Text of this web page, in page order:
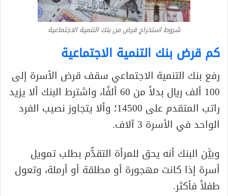
شروط استخراج قرض من بنك التنمية الاجتماعية
كم قرض بنك التنمية الاجتماعية
رفع بنك التنمية الاجتماعي سقف قرض الأسرة إلى
100 ألف ريال بدلاً من 60 ألفًا، واشترط البنك ألا يزيد
راتب المتقدم على 14500؛ وألا يتجاوز نصيب الفرد
الواحد في الأسرة 3 آلاف.
وبيَّن البنك أنه يحق للمرأة التقدُّم بطلب تمويل
أسرة إذا كانت مهجورة أو مطلقة أو أرملة، وتعول
طفلاً فأكثر.